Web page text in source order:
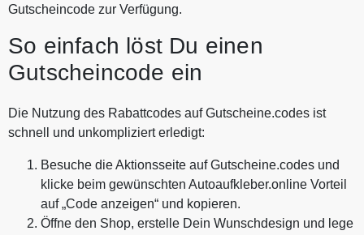
Gutscheincode zur Verfügung.
So einfach löst Du einen
Gutscheincode ein
Die Nutzung des Rabattcodes auf Gutscheine.codes ist
schnell und unkompliziert erledigt:
Besuche die Aktionsseite auf Gutscheine.codes und
klicke beim gewünschten Autoaufkleber.online Vorteil
auf „Code anzeigen“ und kopieren.
Öffne den Shop, erstelle Dein Wunschdesign und lege